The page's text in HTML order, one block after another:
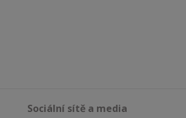
Sociální sítě a media